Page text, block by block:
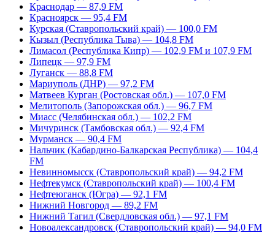
Краснодар — 87,9 FM
Красноярск — 95,4 FM
Курская (Ставропольский край) — 100,0 FM
Кызыл (Республика Тыва) — 104,8 FM
Лимасол (Республика Кипр) — 102,9 FM и 107,9 FM
Липецк — 97,9 FM
Луганск — 88,8 FM
Мариуполь (ДНР) — 97,2 FM
Матвеев Курган (Ростовская обл.) — 107,0 FM
Мелитополь (Запорожская обл.) — 96,7 FM
Миасс (Челябинская обл.) — 102,2 FM
Мичуринск (Тамбовская обл.) — 92,4 FM
Мурманск — 90,4 FM
Нальчик (Кабардино-Балкарская Республика) — 104,4
FM
Невинномысск (Ставропольский край) — 94,2 FM
Нефтекумск (Ставропольский край) — 100,4 FM
Нефтеюганск (Югра) — 92,1 FM
Нижний Новгород — 89,2 FM
Нижний Тагил (Свердловская обл.) — 97,1 FM
Новоалександровск (Ставропольский край) — 94,0 FM